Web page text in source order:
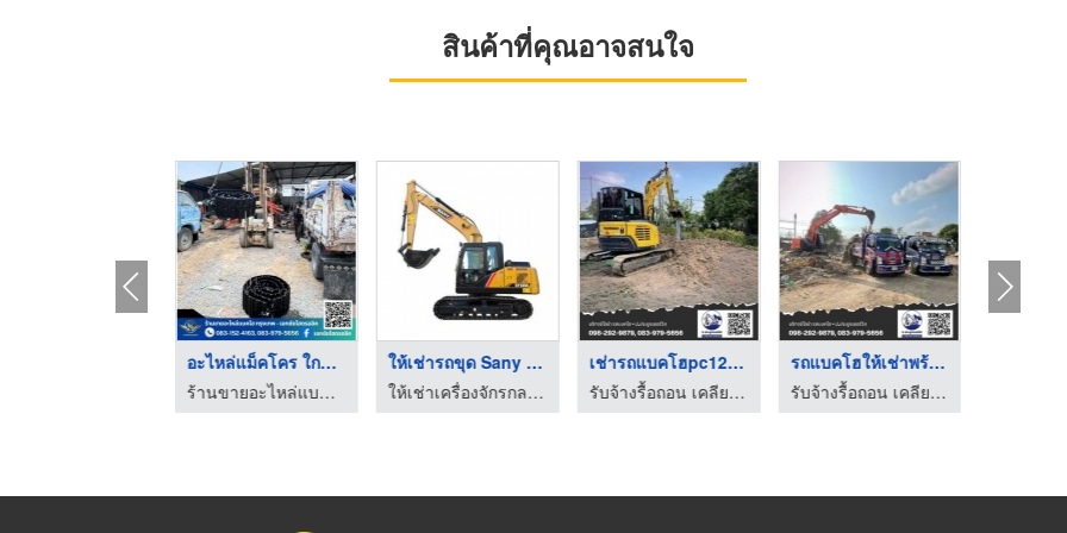
สินค้าที่คุณอาจสนใจ
อะไหล่แม็คโคร ใกล้ฉั ...
ร้านขายอะไหล่แบคโฮ กรุงเทพ - เอกชัยไฮดรอลิค
ให้เช่ารถขุด Sany 13 ...
ให้เช่าเครื่องจักรกล เซทคอน
เช่ารถแบคโฮpc120 กรุ ...
รับจ้างรื้อถอน เคลียร์ริ่งพื้นที่ ให้เช่าแบคโฮ-ป.ประยูรเซอร์วิส
รถแบคโฮให้เช่าพร้อมค ...
รับจ้างรื้อถอน เคลียร์ริ่งพื้นที่ ให้เช่าแบคโฮ-ป.ประยูรเซอร์วิส